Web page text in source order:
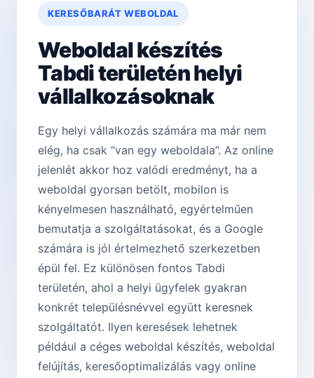
KERESŐBARÁT WEBOLDAL
Weboldal készítés
Tabdi területén helyi
vállalkozásoknak
Egy helyi vállalkozás számára ma már nem
elég, ha csak “van egy weboldala”. Az online
jelenlét akkor hoz valódi eredményt, ha a
weboldal gyorsan betölt, mobilon is
kényelmesen használható, egyértelműen
bemutatja a szolgáltatásokat, és a Google
számára is jól értelmezhető szerkezetben
épül fel. Ez különösen fontos Tabdi
területén, ahol a helyi ügyfelek gyakran
konkrét településnévvel együtt keresnek
szolgáltatót. Ilyen keresések lehetnek
például a céges weboldal készítés, weboldal
felújítás, keresőoptimalizálás vagy online